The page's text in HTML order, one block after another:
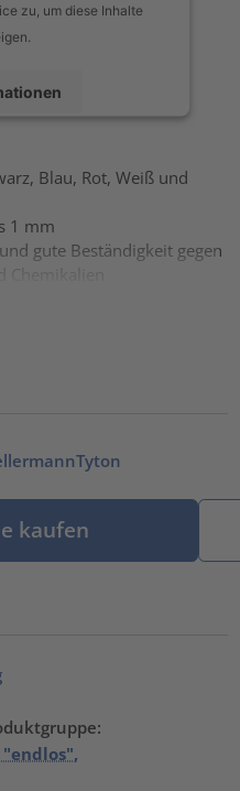
zu, um diese Inhalte
Management Platform
Blau, Rot, Weiß und
1 mm
gute Beständigkeit gegen
kaufen